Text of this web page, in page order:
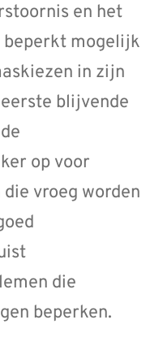
en het
beperkt mogelijk
in zijn
blijvende
op voor
vroeg worden
die
beperken.